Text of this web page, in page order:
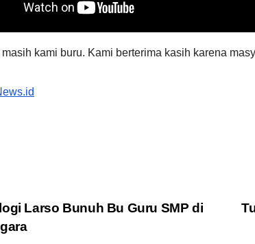
masih kami buru. Kami berterima kasih karena
Larso Bunuh Bu Guru SMP di